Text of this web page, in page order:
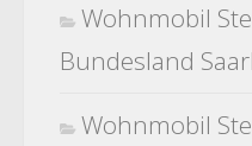
Wohnmobil
Bundesland
Wohnmobil